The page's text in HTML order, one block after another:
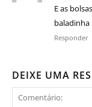
E as
baladinha
Responder
DEIXE UMA